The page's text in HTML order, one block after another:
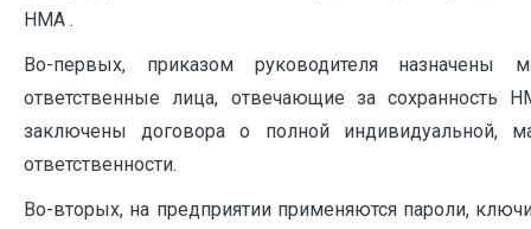
НМА .
Во-первых, приказом руководителя назначены
ответственные лица, отвечающие за сохранность
заключены договора о полной индивидуальной,
ответственности.
Во-вторых, на предприятии применяются пароли,